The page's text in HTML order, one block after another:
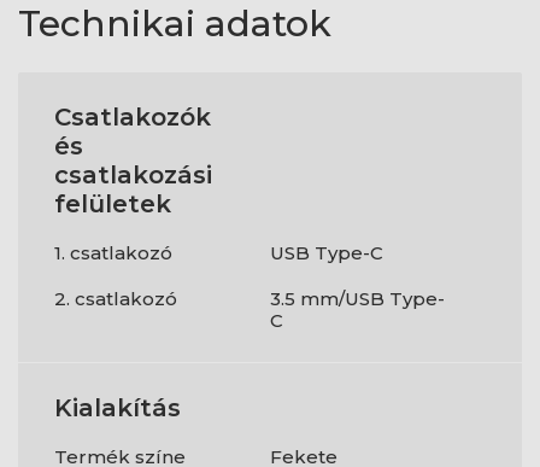
Technikai adatok
Csatlakozók
és
csatlakozási
felületek
1. csatlakozó
USB Type-C
2. csatlakozó
3.5 mm/USB Type-
C
Kialakítás
Termék színe Fekete